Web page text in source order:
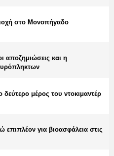
στο Μονοπήγαδο
αποζημιώσεις και η
δεύτερο μέρος του ντοκιμαντέρ
επιπλέον για βιοασφάλεια στις